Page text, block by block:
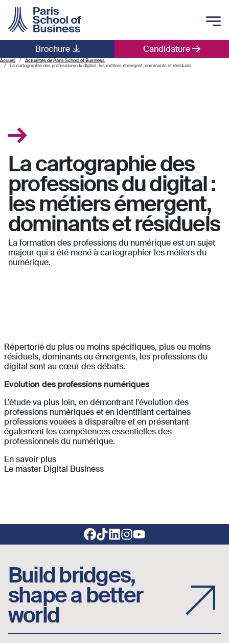
Candidature
Brochure
Main navigation
Accueil
Actualités de Paris School of Business
La cartographie des professions du digital : les métiers émergent, dominants et résiduels
La cartographie des
professions du digital :
les métiers émergent,
dominants et résiduels
La formation des professions du numérique est un sujet
majeur qui a été mené à cartographier les métiers du
numérique.
Répertorié du plus ou moins spécifiques, plus ou moins
résiduels, dominants ou émergents, les professions du
digital sont au cœur des débats.
Evolution des professions numériques
L’étude va plus loin, en démontrant l'évolution des
professions numériques et en identifiant certaines
professions vouées à disparaître et en présentant
également les compétences essentielles des
professionnels du numérique.
En savoir plus
Le master Digital Business
Footer social links
Build bridges,
shape a better
world